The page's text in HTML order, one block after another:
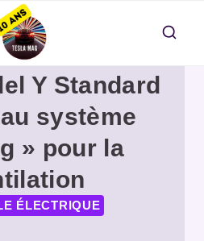
Y Standard
système
» pour la
ÉLECTRIQUE